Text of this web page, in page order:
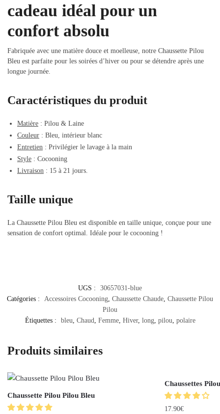
cadeau idéal pour un
confort absolu
Fabriquée avec une matière douce et moelleuse, notre Chaussette Pilou
Bleu est parfaite pour les soirées d’hiver ou pour se détendre après une
longue journée.
Caractéristiques du produit
Matière : Pilou & Laine
Couleur : Bleu, intérieur blanc
Entretien : Privilégier le lavage à la main
Style : Cocooning
Livraison : 15 à 21 jours.
Taille unique
La Chaussette Pilou Bleu est disponible en taille unique, conçue pour une
sensation de confort optimal. Idéale pour le cocooning !
UGS :
30657031-blue
Catégories :
Accessoires Cocooning Chaussette Chaude Chaussette Pilou
Pilou
Étiquettes :
bleu Chaud Femme, Hiver, long, pilou polaire
Produits similaires
Chaussette Pilou Pilou Bleu
Chaussettes
17.90€